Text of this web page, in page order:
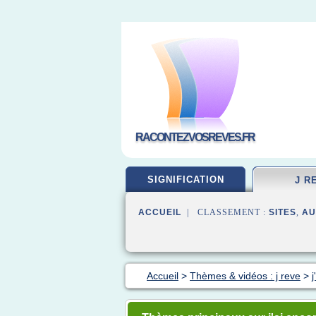
RACONTEZVOSREVES.FR
SIGNIFICATION J
ACCUEIL | CLASSEMENT : SITES,
Accueil > Thèmes & vidéos : j reve >